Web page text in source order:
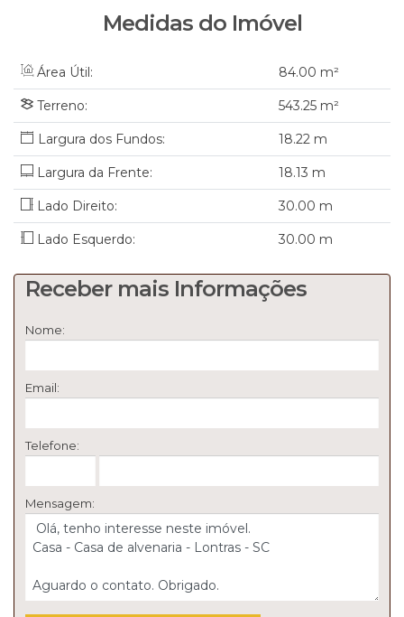
Garagem para 1 carro
Área de serviço;
OBS. Livre de enchentes
Valor sujeito a alteração sem aviso prévio.
Agende sua visita!
WhatsApp 47-98871-8191
Medidas do Imóvel
Área Útil: 84.00 m²
Terreno: 543.25 m²
18.22 m
Largura da Frente: 18.13 m
Lado Direito: 30.00 m
Lado Esquerdo: 30.00 m
Receber mais Informações
Nome:
Email:
Telefone:
Mensagem: